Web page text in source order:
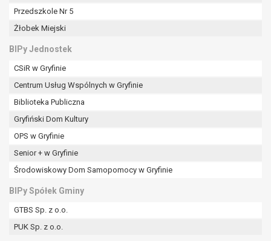
Przedszkole Nr 5
Żłobek Miejski
BIPy Jednostek
CSiR w Gryfinie
Centrum Usług Wspólnych w Gryfinie
Biblioteka Publiczna
Gryfiński Dom Kultury
OPS w Gryfinie
Senior + w Gryfinie
Środowiskowy Dom Samopomocy w Gryfinie
BIPy Spółek Gminy
GTBS Sp. z o.o.
PUK Sp. z o.o.